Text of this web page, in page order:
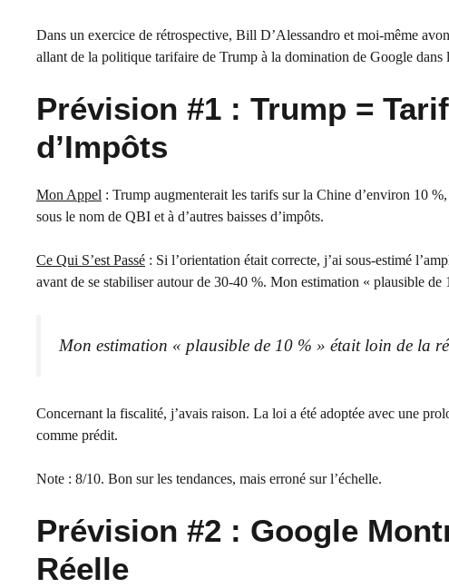
Dans un exercice de rétrospective, Bill D’Alessandro et moi-même
allant de la politique tarifaire de Trump à la domination de Google
Prévision #1 : Trump =
d’Impôts
Mon Appel : Trump augmenterait les tarifs sur la Chine d’environ 10
sous le nom de QBI et à d’autres baisses d’impôts.
Ce Qui S’est Passé : Si l’orientation était correcte, j’ai sous-estimé
avant de se stabiliser autour de 30-40 %. Mon estimation « plausible de
Mon estimation « plausible de 10 % » était loin de la
Concernant la fiscalité, j’avais raison. La loi a été adoptée avec une
comme prédit.
Note : 8/10. Bon sur les tendances, mais erroné sur l’échelle.
Prévision #2 : Google
Réelle